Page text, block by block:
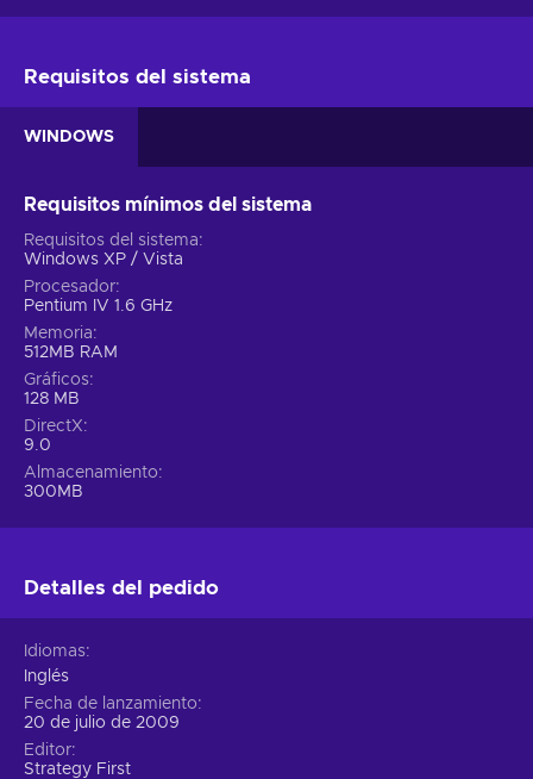
Requisitos del sistema
WINDOWS
Requisitos mínimos del sistema
Requisitos del sistema
Windows XP / Vista
Procesador
Pentium IV 1.6 GHz
Memoria
512MB RAM
Gráficos
128 MB
DirectX
9.0
Almacenamiento
300MB
Detalles del pedido
Idiomas
Inglés
Fecha de lanzamiento
20 de julio de 2009
Editor
Strategy First